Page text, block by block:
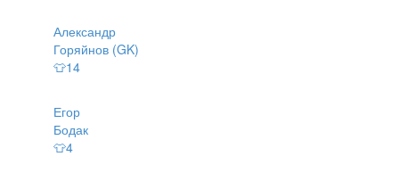
Александр
Горяйнов (GK)
👕14
Егор
Бодак
👕4